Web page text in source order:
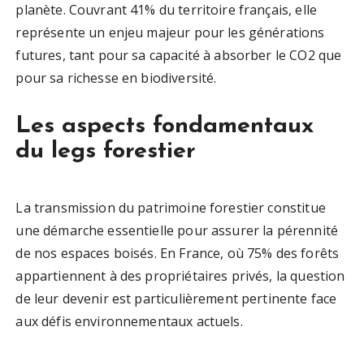
planète. Couvrant 41% du territoire français, elle
représente un enjeu majeur pour les générations
futures, tant pour sa capacité à absorber le CO2 que
pour sa richesse en biodiversité.
Les aspects fondamentaux
du legs forestier
La transmission du patrimoine forestier constitue
une démarche essentielle pour assurer la pérennité
de nos espaces boisés. En France, où 75% des forêts
appartiennent à des propriétaires privés, la question
de leur devenir est particulièrement pertinente face
aux défis environnementaux actuels.